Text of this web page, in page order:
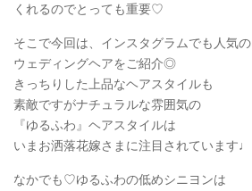
くれるのでとっても重要♡
そこで今回は、インスタグラムでも人気の
ウェディングヘアをご紹介◎
きっちりした上品なヘアスタイルも
素敵ですがナチュラルな雰囲気の
『ゆるふわ』ヘアスタイルは
いまお洒落花嫁さまに注目されています♩
なかでも♡ゆるふわの低めシニヨンは